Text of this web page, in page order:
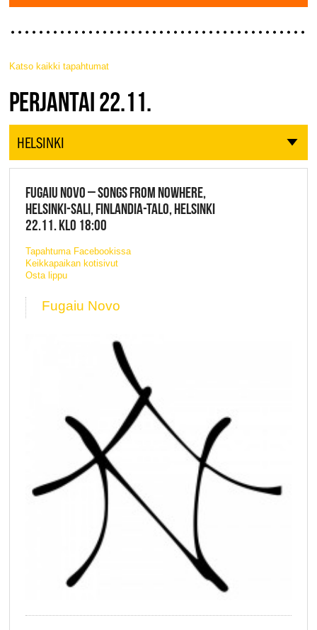
Katso kaikki tapahtumat
JAZZ FINLAND LIVE
PERJANTAI 22.11.
HELSINKI
FUGAIU NOVO – SONGS FROM NOWHERE,
HELSINKI-SALI, FINLANDIA-TALO, HELSINKI
22.11. KLO 18:00
Tapahtuma Facebookissa
Keikkapaikan kotisivut
Osta lippu
Fugaiu Novo